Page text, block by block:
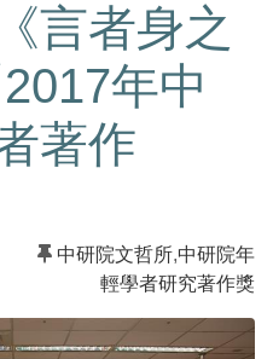
言者身之
年中
著作
中研院文哲所,中研院年
輕學者研究著作獎